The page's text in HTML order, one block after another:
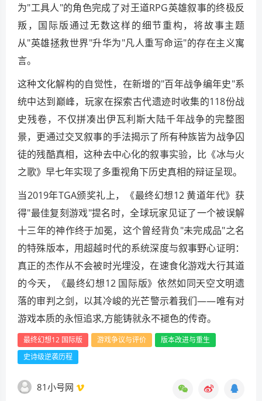
为"工具人"的角色完成了对王道RPG英雄叙事的终极反
叛，国际版通过无数这样的细节重构，将故事主题
从"英雄拯救世界"升华为"凡人重写命运"的存在主义寓
言。
这种文化解构的自觉性，在新增的"百年战争编年史"系
统中达到巅峰，玩家在探索古代遗迹时收集的118份战
史残卷，不仅拼凑出伊瓦利斯大陆千年战争的完整图
景，更通过交叉叙事的手法揭示了所有种族皆为战争囚
徒的残酷真相，这种去中心化的叙事实验，比《冰与火
之歌》早七年实现了多重视角下历史真相的辩证呈现。
当2019年TGA颁奖礼上，《最终幻想12 黄道年代》获
得"最佳复刻游戏"提名时，全球玩家见证了一个被误解
十三年的神作终于加冕，这个曾经背负"未完成品"之名
的特殊版本，用超越时代的系统深度与叙事野心证明：
真正的杰作从不会被时光埋没，在速食化游戏大行其道
的今天，《最终幻想12 国际版》依然如同天空文明遗
落的审判之剑，以其冷峻的光芒警示着我们——唯有对
游戏本质的永恒追求,方能铸就永不褪色的传奇。
最终幻想12 国际版 游戏争议与评价
版本改进与重生
史诗级逆袭历程
81小号网